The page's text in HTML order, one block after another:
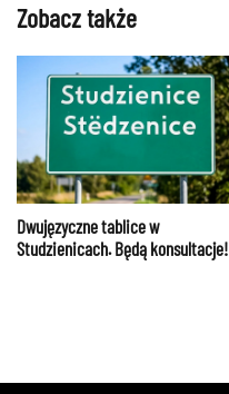
Zobacz także
Dwujęzyczne tablice w
Studzienicach. Będą konsultacje!